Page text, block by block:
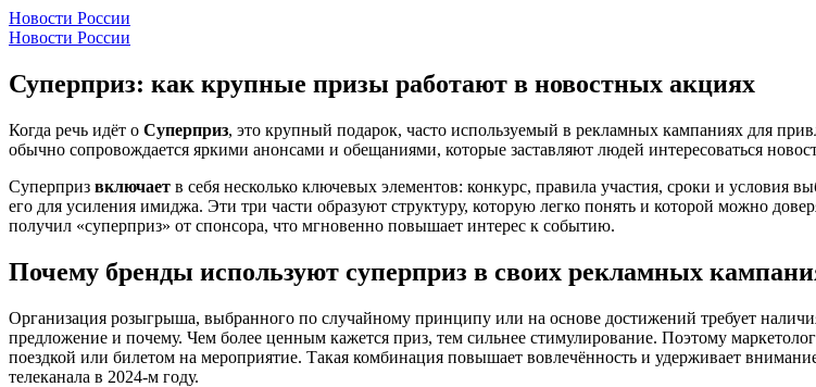
Новости России
Новости России
Суперприз: как крупные призы работают в новостных акциях
Когда речь идёт о Суперприз, это крупный подарок, часто используемый в рекламных кампаниях для
обычно сопровождается яркими анонсами и обещаниями, которые заставляют людей интересоваться
Суперприз включает в себя несколько ключевых элементов: конкурс, правила участия, сроки и условия
его для усиления имиджа. Эти три части образуют структуру, которую легко понять и которой можно
получил «суперприз» от спонсора, что мгновенно повышает интерес к событию.
Почему бренды используют суперприз в своих рекламных
Организация розыгрыша, выбранного по случайному принципу или на основе достижений требует
предложение и почему. Чем более ценным кажется приз, тем сильнее стимулирование. Поэтому
поездкой или билетом на мероприятие. Такая комбинация повышает вовлечённость и удерживает
телеканала в 2024‑м году.